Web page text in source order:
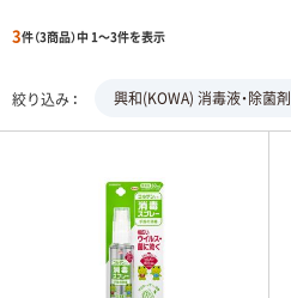
3件（3商品）中 1～3件を表示
絞り込み 興和(KOWA) 消毒液・除菌剤